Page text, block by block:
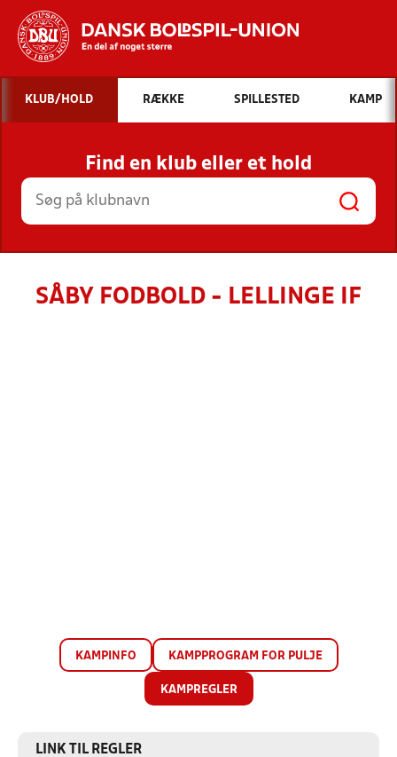
Hvad vil du søge efter?
INDHOLD OG NYHEDER
STILLINGER, RESULTATER, KLUBBER OG
HOLD
KLUB/HOLD RÆKKE SPILLESTED KAMP
Find en klub eller et hold
SÅBY FODBOLD - LELLINGE IF
KAMPINFO KAMPPROGRAM FOR PULJE
KAMPREGLER
LINK TIL REGLER